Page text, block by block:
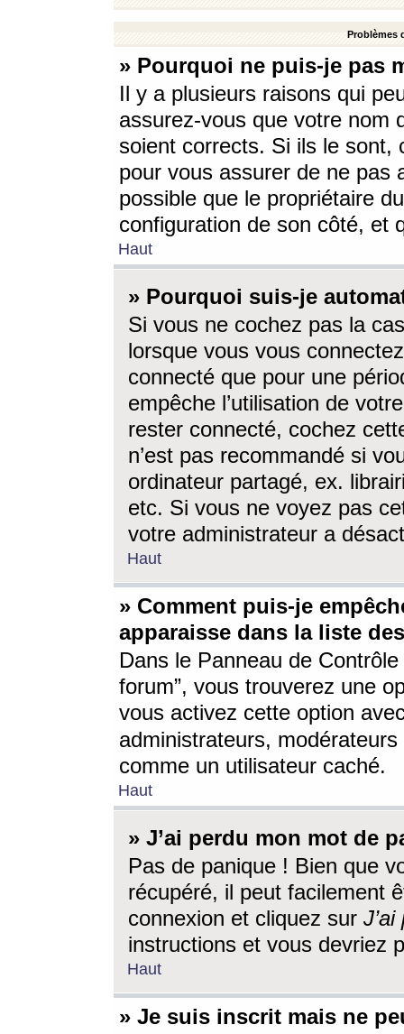
Problèmes
» Pourquoi ne puis-je pas
Il y a plusieurs raisons qui
assurez-vous que votre nom
soient corrects. Si ils le sont,
pour vous assurer de ne pas
possible que le propriétaire
configuration de son côté, et
Haut
» Pourquoi suis-je
Si vous ne cochez pas la
lorsque vous vous
connecté que pour une
empêche l’utilisation de
rester connecté, cochez
n’est pas recommandé si
ordinateur partagé, ex.
etc. Si vous ne voyez pas
votre administrateur a
Haut
» Comment puis-je
apparaisse dans la liste
Dans le Panneau de
forum”, vous trouverez une
vous activez cette option
administrateurs,
comme un utilisateur caché.
Haut
» J’ai perdu mon mot de
Pas de panique ! Bien que
récupéré, il peut facilement
connexion et cliquez sur
instructions et vous devriez
Haut
» Je suis inscrit mais ne